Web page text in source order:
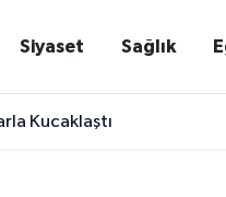
Siyaset Sağlık
Kucaklaştı